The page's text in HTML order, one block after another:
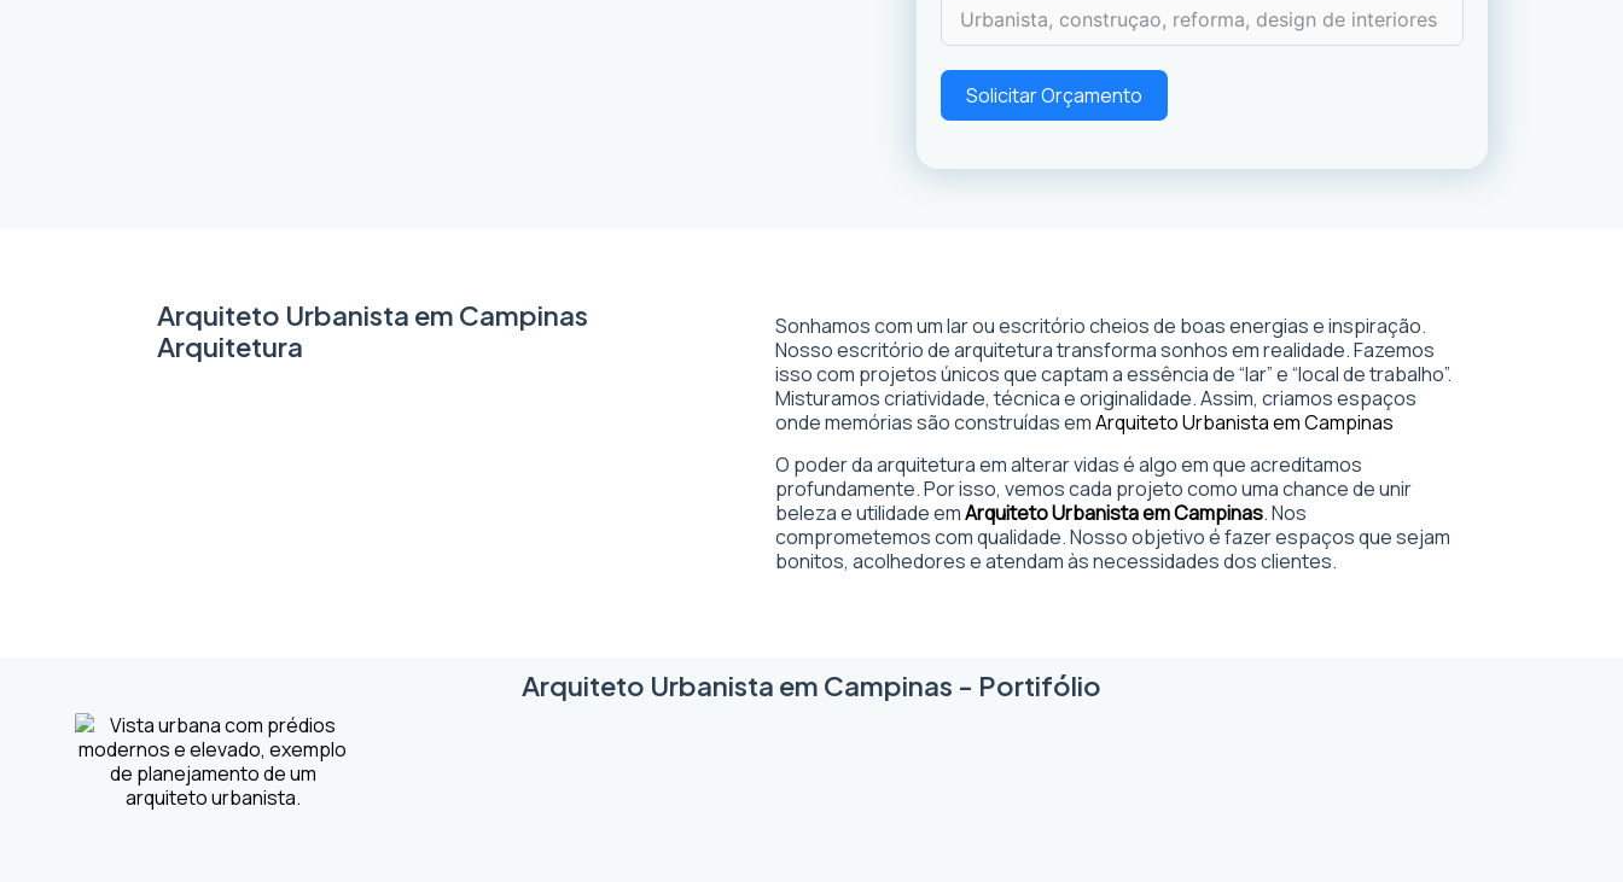
Solicitar Orçamento
Arquiteto Urbanista em Campinas
Arquitetura
Sonhamos com um lar ou escritório cheios de boas energias e inspiração.
Nosso escritório de arquitetura transforma sonhos em realidade. Fazemos
isso com projetos únicos que captam a essência de “lar” e “local de trabalho”.
Misturamos criatividade, técnica e originalidade. Assim, criamos espaços
onde memórias são construídas emArquiteto Urbanista em Campinas
O poder da arquitetura em alterar vidas é algo em que acreditamos
profundamente. Por isso, vemos cada projeto como uma chance de unir
beleza e utilidade emArquiteto Urbanista em Campinas. Nos
comprometemos com qualidade. Nosso objetivo é fazer espaços que sejam
bonitos, acolhedores e atendam às necessidades dos clientes.
Arquiteto Urbanista em Campinas - Portifólio